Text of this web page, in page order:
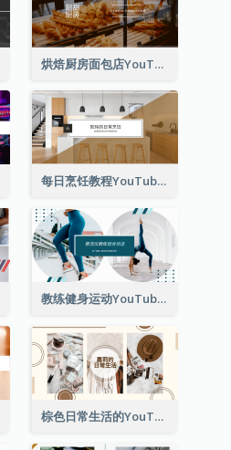
烘焙厨房面包店YouTube频道图片
每日烹饪教程YouTube频道图片
教练健身运动YouTube频道图片
棕色日常生活的YouTube频道图片